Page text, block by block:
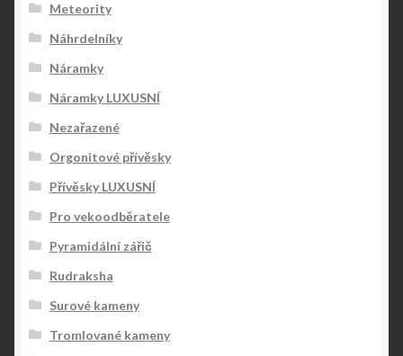
Meteority
Náhrdelníky
Náramky
Náramky LUXUSNÍ
Nezařazené
Orgonitové přívěsky
Přívěsky LUXUSNÍ
Pro vekoodběratele
Pyramidální zářič
Rudraksha
Surové kameny
Tromlované kameny